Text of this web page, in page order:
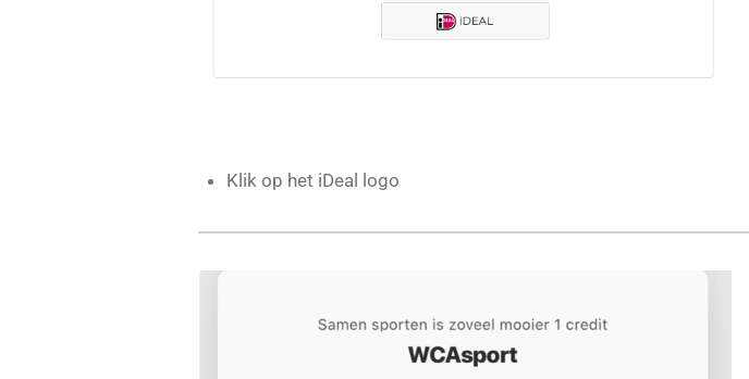
Klik op het iDeal logo